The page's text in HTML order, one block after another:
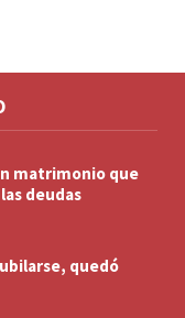
matrimonio que
deudas
quedó